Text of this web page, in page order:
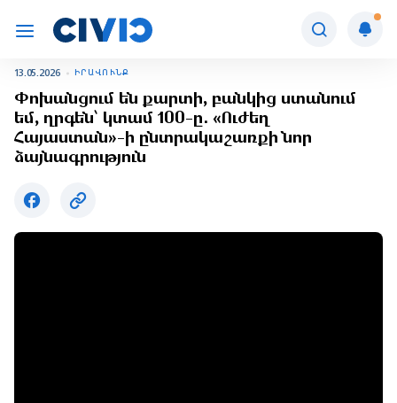
13.05.2026 ԻՐԱՎՈՒՆՔ
Փոխանցում են քարտի, բանկից ստանում
եմ, ղրգեն՝ կտամ 100-ը․ «Ուժեղ
Հայաստան»-ի ընտրակաշառքի նոր
ձայնագրություն